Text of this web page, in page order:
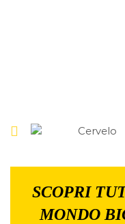
SCOPRI
MONDO